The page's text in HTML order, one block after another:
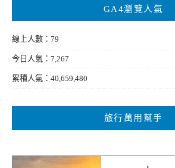
GA4瀏覽人氣
線上人數：79
今日人氣：7,267
累積人氣：40,659,480
旅行萬用幫手